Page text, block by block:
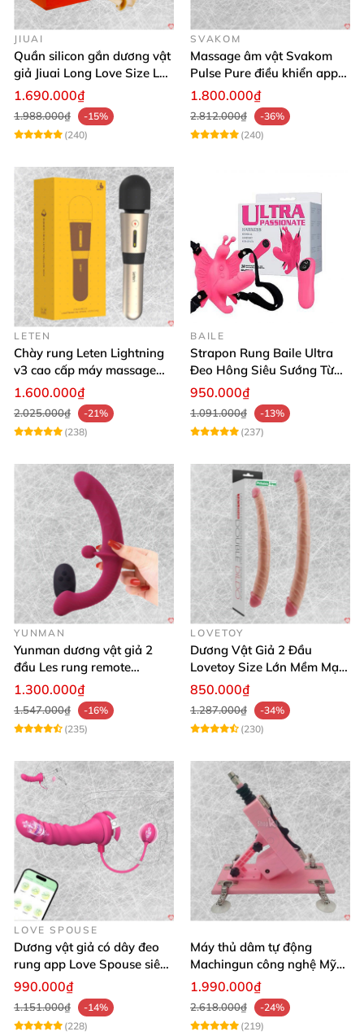
JIUAI
Quần silicon gắn dương vật
giả Jiuai Long Love Size L
hỗ trợ khoái cảm
1.690.000₫
1.988.000₫
-15%
(240)
SVAKOM
Massage âm vật Svakom
Pulse Pure điều khiển app
công nghệ sóng âm cao cấp
1.800.000₫
2.812.000₫
-36%
(240)
LETEN
Chày rung Leten Lightning
v3 cao cấp máy massage
kích thích mạnh
1.600.000₫
2.025.000₫
-21%
(238)
BAILE
Strapon Rung Baile Ultra
Đeo Hông Siêu Sướng Từ
Xa
950.000₫
1.091.000₫
-13%
(237)
YUNMAN
Yunman dương vật giả 2
đầu Les rung remote
silicone mềm mại
1.300.000₫
1.547.000₫
-16%
(235)
LOVETOY
Dương Vật Giả 2 Đầu
Lovetoy Size Lớn Mềm Mại
Uốn Cong Kháng Khuẩn
850.000₫
1.287.000₫
-34%
(230)
LOVE SPOUSE
Dương vật giả có dây đeo
rung app Love Spouse siêu
kích thích cho Les
990.000₫
1.151.000₫
-14%
(228)
Máy thủ dâm tự động
Machingun công nghệ Mỹ
kích thích cực mạnh
1.990.000₫
2.618.000₫
-24%
(219)